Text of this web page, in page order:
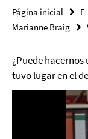
Página inicial
Marianne Braig
¿Puede
tuvo lugar en el